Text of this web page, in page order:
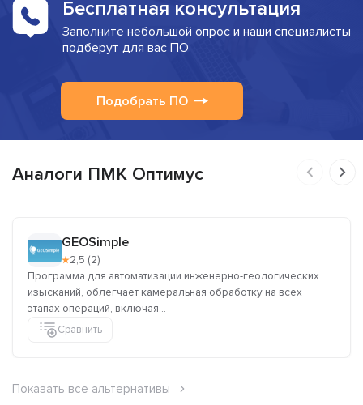
Бесплатная консультация
Заполните небольшой опрос и наши специалисты
подберут для вас ПО
Подобрать ПО
Аналоги ПМК Оптимус
GEOSimple
★2,5 (2)
Программа для автоматизации инженерно-геологических
изысканий, облегчает камеральная обработку на всех
этапах операций, включая...
Сравнить
Показать все альтернативы